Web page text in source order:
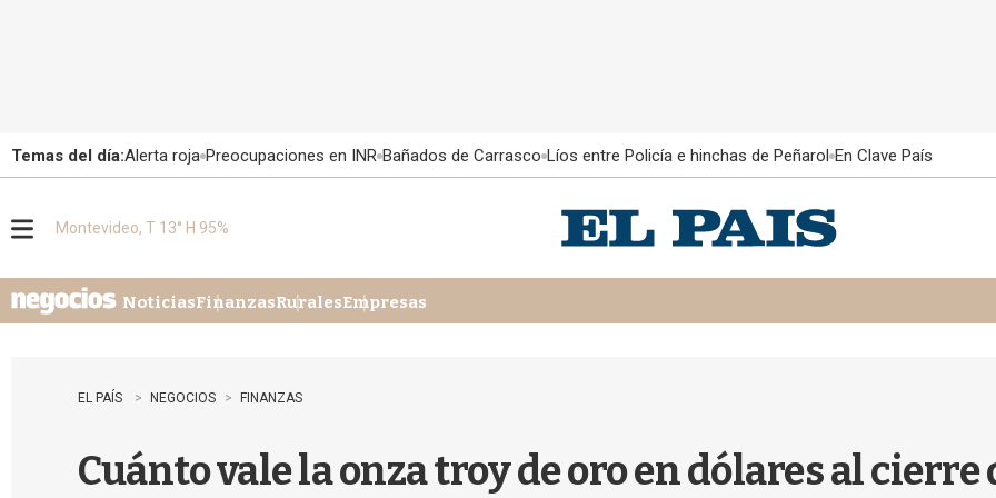
Temas del día:Alerta roja Preocupaciones en INR Bañados de Carrasco Líos entre Policía e hinchas de Peñarol En Clave País
u
Montevideo, T 13° H 95%
NoticiasFinanzasRuralesEmpresas
EL PAÍS NEGOCIOS FINANZAS
Cuánto vale la onza troy de oro en dólares al